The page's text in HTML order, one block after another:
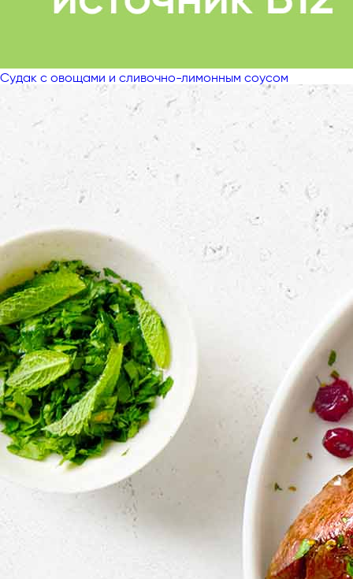
Судак с овощами и сливочно-лимонным соусом